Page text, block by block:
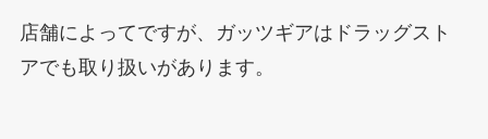
店舗によってですが、ガッツギアはドラッグスト
アでも取り扱いがあります。